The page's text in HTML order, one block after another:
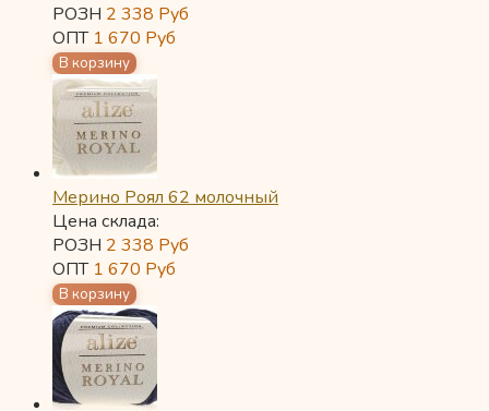
РОЗН 2 338 Руб
ОПТ 1 670 Руб
Мерино Роял 62 молочный
Цена склада:
РОЗН 2 338 Руб
ОПТ 1 670 Руб